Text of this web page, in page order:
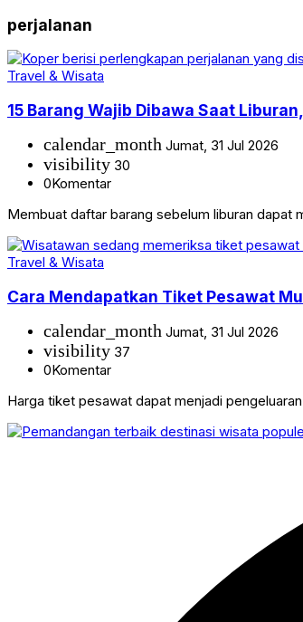
perjalanan
Travel & Wisata
15 Barang Wajib Dibawa Saat
calendar_month Jumat, 31 Jul 2026
visibility 30
0Komentar
Membuat daftar barang sebelum liburan dapat
Travel & Wisata
Cara Mendapatkan Tiket Pesawat
calendar_month Jumat, 31 Jul 2026
visibility 37
0Komentar
Harga tiket pesawat dapat menjadi